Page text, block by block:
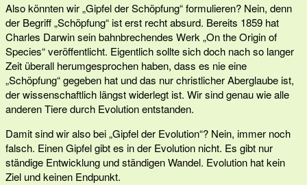
Also könnten wir „Gipfel der Schöpfung“ formulieren? Nein, denn
der Begriff „Schöpfung“ ist erst recht absurd. Bereits 1859 hat
Charles Darwin sein bahnbrechendes Werk „On the Origin of
Species“ veröffentlicht. Eigentlich sollte sich doch nach so langer
Zeit überall herumgesprochen haben, dass es nie eine
„Schöpfung“ gegeben hat und das nur christlicher Aberglaube ist,
der wissenschaftlich längst widerlegt ist. Wir sind genau wie alle
anderen Tiere durch Evolution entstanden.
Damit sind wir also bei „Gipfel der Evolution“? Nein, immer noch
falsch. Einen Gipfel gibt es in der Evolution nicht. Es gibt nur
ständige Entwicklung und ständigen Wandel. Evolution hat kein
Ziel und keinen Endpunkt.